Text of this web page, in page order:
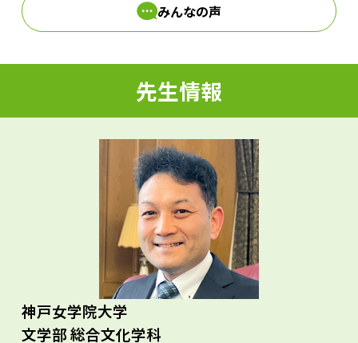
e
o
みんなの声
先生情報
神戸女学院大学
文学部 総合文化学科